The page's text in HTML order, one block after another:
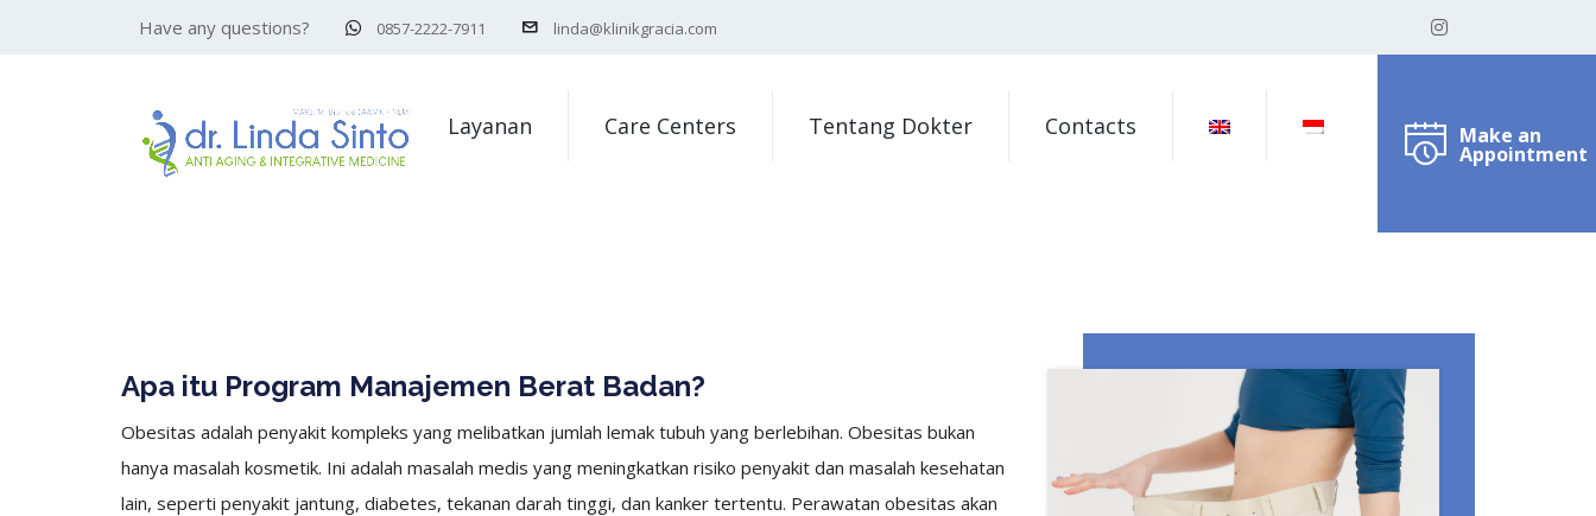
Have any questions? 0857-2222-7911 linda@klinikgracia.com
Layanan Care Centers Tentang Dokter Contacts Make an
Appointment
Apa itu Program Manajemen Berat Badan?
Obesitas adalah penyakit kompleks yang melibatkan jumlah lemak tubuh yang berlebihan. Obesitas bukan
hanya masalah kosmetik. Ini adalah masalah medis yang meningkatkan risiko penyakit dan masalah kesehatan
lain, seperti penyakit jantung, diabetes, tekanan darah tinggi, dan kanker tertentu. Perawatan obesitas akan